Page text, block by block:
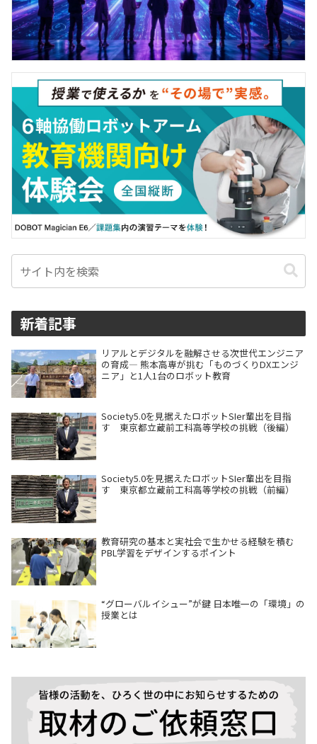
新着記事
リアルとデジタルを融解させる次世代エンジニア
の育成― 熊本高専が挑む「ものづくりDXエンジ
ニア」と1人1台のロボット教育
Society5.0を見据えたロボットSIer輩出を目指
す 東京都立蔵前工科高等学校の挑戦（後編）
Society5.0を見据えたロボットSIer輩出を目指
す 東京都立蔵前工科高等学校の挑戦（前編）
教育研究の基本と実社会で生かせる経験を積む
PBL学習をデザインするポイント
“グローバルイシュー”が鍵 日本唯一の「環境」の
授業とは